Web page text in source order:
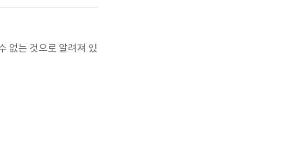
없는 것으로 알려져 있